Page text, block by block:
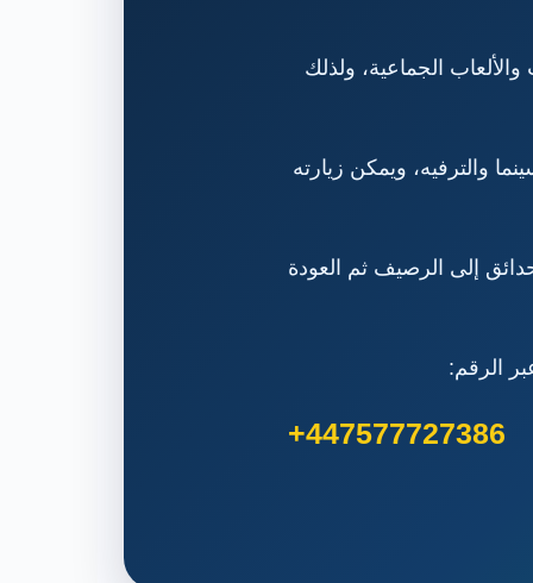
الجماعية، ولذلك
والترفيه، ويمكن زيارته
إلى الرصيف ثم العودة
+447577727386